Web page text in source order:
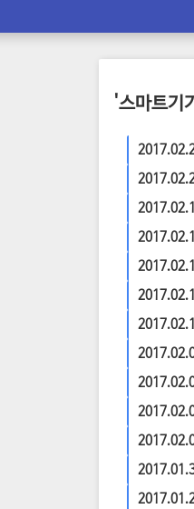
'스마트기